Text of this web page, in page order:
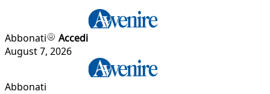
Abbonati
Accedi
August 7, 2026
Abbonati